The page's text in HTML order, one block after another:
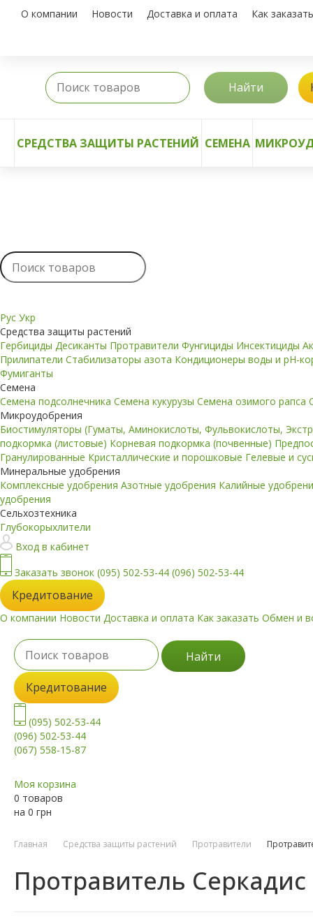
О компании Новости Доставка и оплата Как заказать
Найти
СРЕДСТВА ЗАЩИТЫ РАСТЕНИЙ СЕМЕНА
Рус Укр
Средства защиты растений
Гербициды Десиканты Протравители Фунгициды Инсектициды
Прилипатели Стабилизаторы азота Кондиционеры воды и pH-
Фумиганты
Семена
Семена подсолнечника Семена кукурузы Семена озимого рапса
Микроудобрения
Биостимуляторы (Гуматы, Аминокислоты, Фульвокислоты,
подкормка (листовые) Корневая подкормка (почвенные)
Гранулированные Кристаллические и порошковые Гелевые и
Минеральные удобрения
Комплексные удобрения Азотные удобрения Калийные
удобрения
Сельхозтехника
Глубокорыхлители
Вход в кабинет
Заказать звонок (095) 502-53-44 (096) 502-53-44
Кредитование
О компании Новости Доставка и оплата Как заказать Обмен и
Найти
Кредитование
(095) 502-53-44
(096) 502-53-44
(067) 558-15-87
Моя корзина
0 товаров
на 0 грн
Главная Средства защиты растений Протравители
Протравитель Серкадис